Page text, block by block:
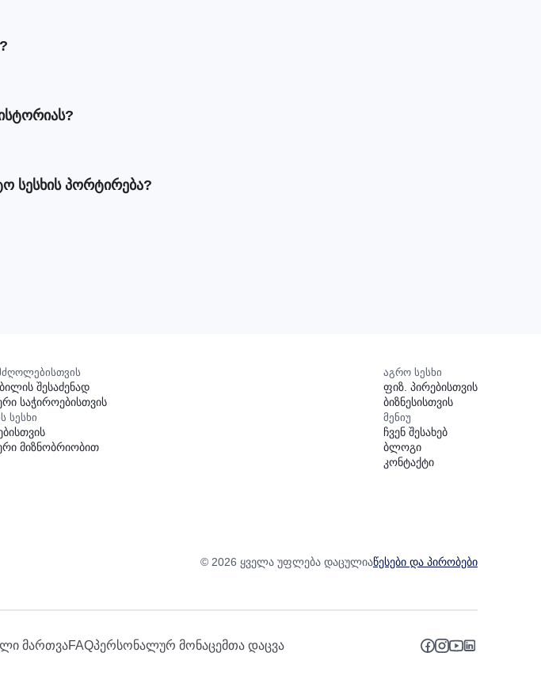
სესხის პორტირება?
შესაძენად
საჭიროებისთვის
სესხი
მიზნობრიობით
აგრო სესხი
ფიზ. პირებისთვის
ბიზნესისთვის
მენიუ
ჩვენ შესახებ
ბლოგი
კონტაქტი
© 2026 ყველა უფლება დაცულიაწესები და პირობები
მართვაFAQპერსონალურ მონაცემთა დაცვა